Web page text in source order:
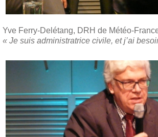
Yve Ferry-Delétang, DRH de Météo-
« Je suis administratrice civile, et j’ai